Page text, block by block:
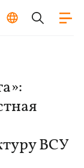
ВСУ